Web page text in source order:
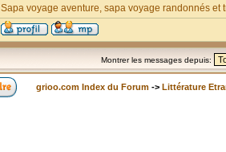
Sapa voyage aventure, sapa voyage randonnés et
Montrer les messages depuis:
grioo.com Index du Forum -> Littérature